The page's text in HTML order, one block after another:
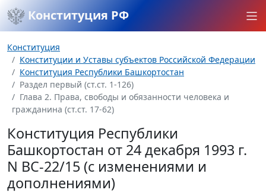
Конституция РФ
Конституция
Конституции и Уставы субъектов Российской Федерации
Конституция Республики Башкортостан
Раздел первый (ст.ст. 1-126)
Глава 2. Права, свободы и обязанности человека и
гражданина (ст.ст. 17-62)
Конституция Республики
Башкортостан от 24 декабря 1993 г.
N ВС-22/15 (с изменениями и
дополнениями)